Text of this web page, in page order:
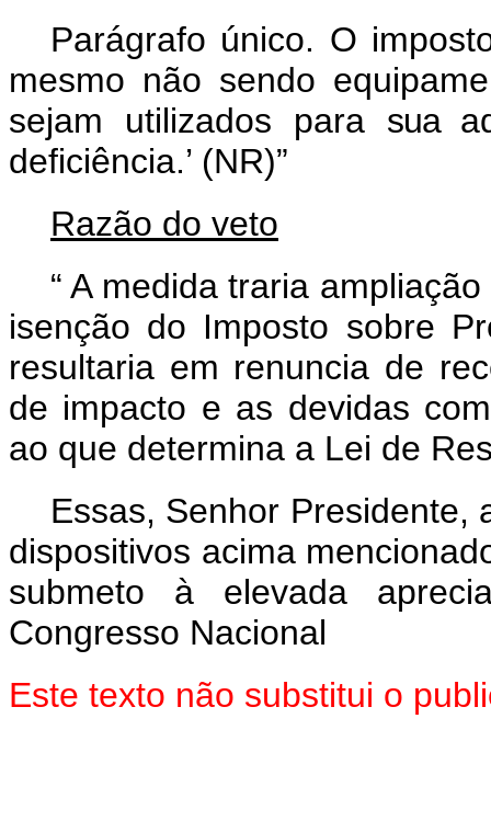
Parágrafo único. O
mesmo não sendo
sejam utilizados para sua
deficiência.’ (NR)”
Razão do veto
“A medida traria
isenção do Imposto sobre
resultaria em renuncia de
de impacto e as devidas
ao que determina a Lei de
Essas, Senhor Presidente,
dispositivos acima
submeto à elevada
Congresso Nacional
Este texto não substitui o